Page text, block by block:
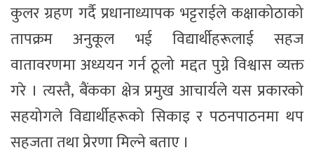
कुलर ग्रहण गर्दै प्रधानाध्यापक भट्टराईले कक्षाकोठाको
तापक्रम अनुकूल भई विद्यार्थीहरूलाई सहज
वातावरणमा अध्ययन गर्न ठूलो मद्दत पुग्ने विश्वास व्यक्त
गरे । त्यस्तै, बैंकका क्षेत्र प्रमुख आचार्यले यस प्रकारको
सहयोगले विद्यार्थीहरूको सिकाइ र पठनपाठनमा थप
सहजता तथा प्रेरणा मिल्ने बताए ।